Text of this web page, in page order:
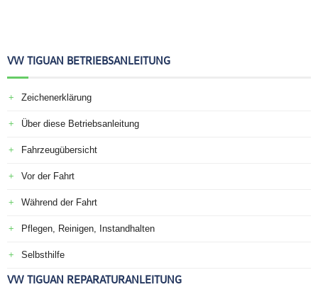
VW TIGUAN BETRIEBSANLEITUNG
Zeichenerklärung
Über diese Betriebsanleitung
Fahrzeugübersicht
Vor der Fahrt
Während der Fahrt
Pflegen, Reinigen, Instandhalten
Selbsthilfe
VW TIGUAN REPARATURANLEITUNG